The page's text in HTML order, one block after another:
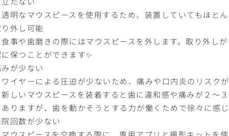
なマウスピースを使用するため、装置していてもほと
り外し可能
や歯磨きの際にはマウスピースを外します。取り外し
保つことができます✨
みが少ない
ヤーによる圧迫が少ないため、痛みや口内炎のリスク
いマウスピースを装着すると歯に違和感や痛みが２～
ますが、歯を動かそうとする力が働くためで徐々に感
院回数が少ない
スピースを交換する際に、専用アプリと撮影キットを